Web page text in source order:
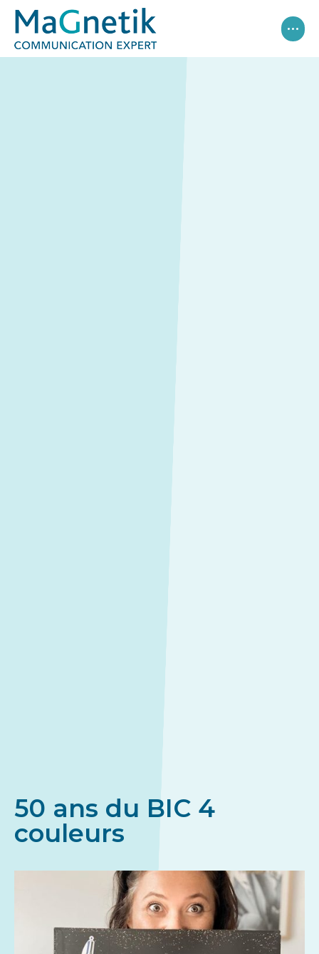
50 ans du BIC 4
couleurs